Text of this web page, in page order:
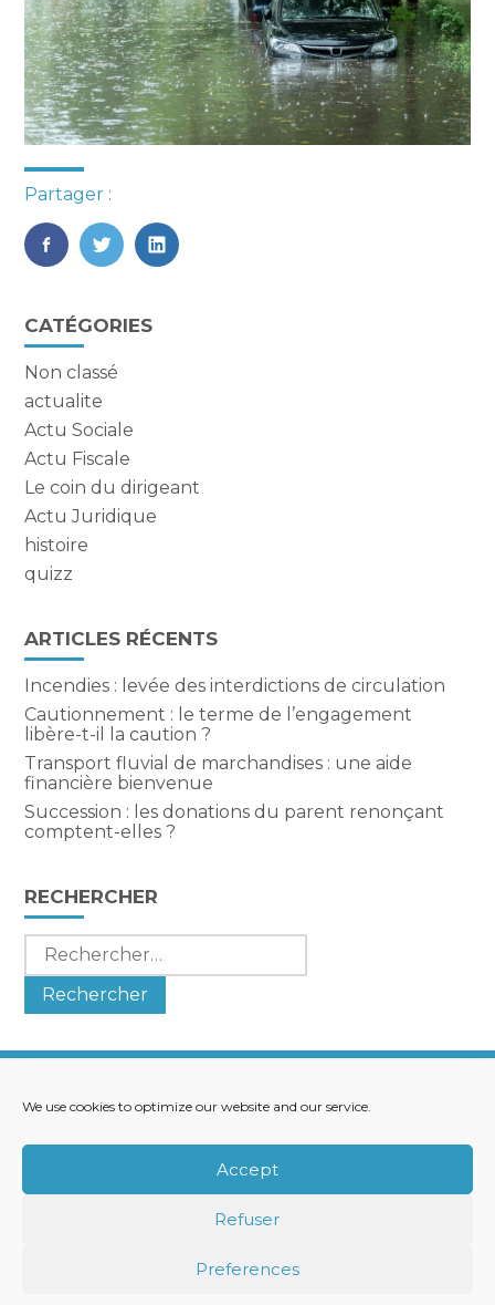
We use cookies to optimize our website and our service.
Accept
Refuser
Preferences
Partager :
FaceBook
TwitterLinkedIn
Blog
sidebar
CATÉGORIES
Non classé
actualite
Actu Sociale
Actu Fiscale
Le coin du dirigeant
Actu Juridique
histoire
quizz
ARTICLES RÉCENTS
Incendies : levée des interdictions de circulation
Cautionnement : le terme de l’engagement
libère-t-il la caution ?
Transport fluvial de marchandises : une aide
financière bienvenue
Succession : les donations du parent renonçant
comptent-elles ?
RECHERCHER
Rechercher :
Principale
NOS SOLUTIONS
RECRUTEMENT
CONTACT
MENTIONS LÉGALES